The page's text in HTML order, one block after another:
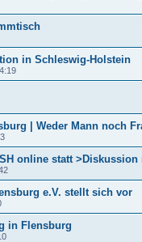
in Schleswig-Holstein
| Weder Mann noch
online statt
e.V. stellt sich vor
in Flensburg